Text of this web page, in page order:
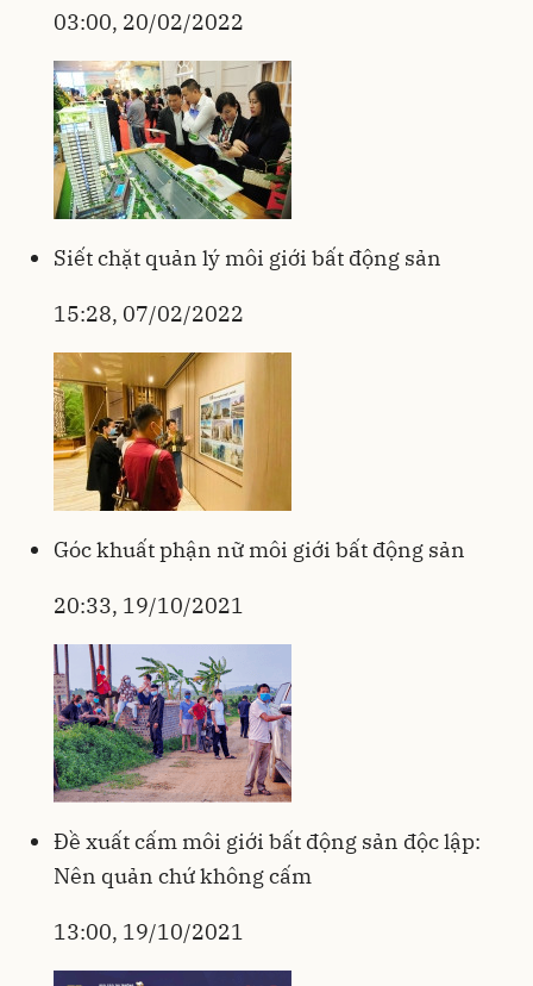
03:00, 20/02/2022
Siết chặt quản lý môi giới bất động sản
15:28, 07/02/2022
Góc khuất phận nữ môi giới bất động sản
20:33, 19/10/2021
Đề xuất cấm môi giới bất động sản độc lập:
Nên quản chứ không cấm
13:00, 19/10/2021